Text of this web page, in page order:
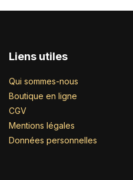
Liens utiles
Qui sommes-nous
Boutique en ligne
CGV
Mentions légales
Données personnelles